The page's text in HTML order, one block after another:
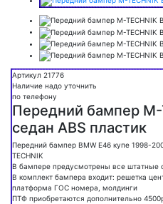
Артикул 21776
Наличие надо уточнить
по телефону
Передний бампер M-
седан ABS пластик
Передний бампер BMW E46 купе 1998-
TECHNIK
В бампере предусмотрены все штатные
В комплект бампера входит: решетка
платформа ГОС номера, молдинги
ПТФ приобретаются дополнительно